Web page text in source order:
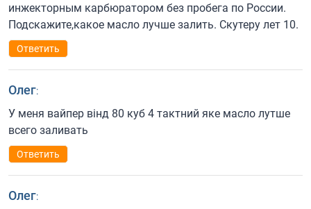
инжекторным карбюратором без пробега по России.
Подскажите,какое масло лучше залить. Скутеру лет 10.
Ответить
Олег:
У меня вайпер вінд 80 куб 4 тактний яке масло лутше
всего заливать
Ответить
Олег: